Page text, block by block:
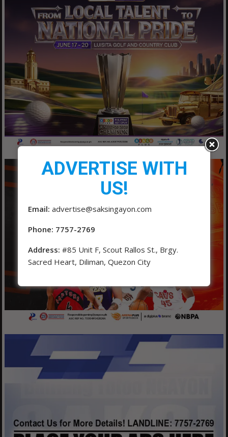
ADVERTISE WITH
US!
Email: advertise@saksingayon.com
Phone: 7757-2769
Address: #85 Unit F, Scout Rallos St., Brgy.
Sacred Heart, Diliman, Quezon City